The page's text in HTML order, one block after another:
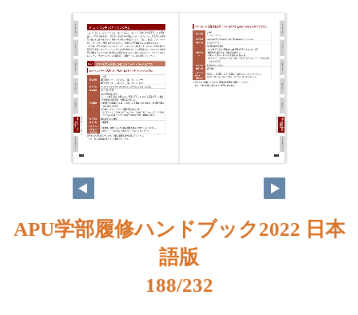
APU学部履修ハンドブック2022 日本
語版
188/232